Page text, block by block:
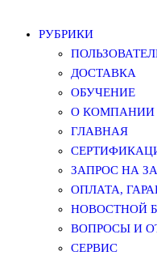
РУБРИКИ
ДОСТАВКА
ОБУЧЕНИЕ
О КОМПАНИИ
ГЛАВНАЯ
ЗАПРОС НА
ОПЛАТА,
НОВОСТНОЙ
ВОПРОСЫ И
СЕРВИС